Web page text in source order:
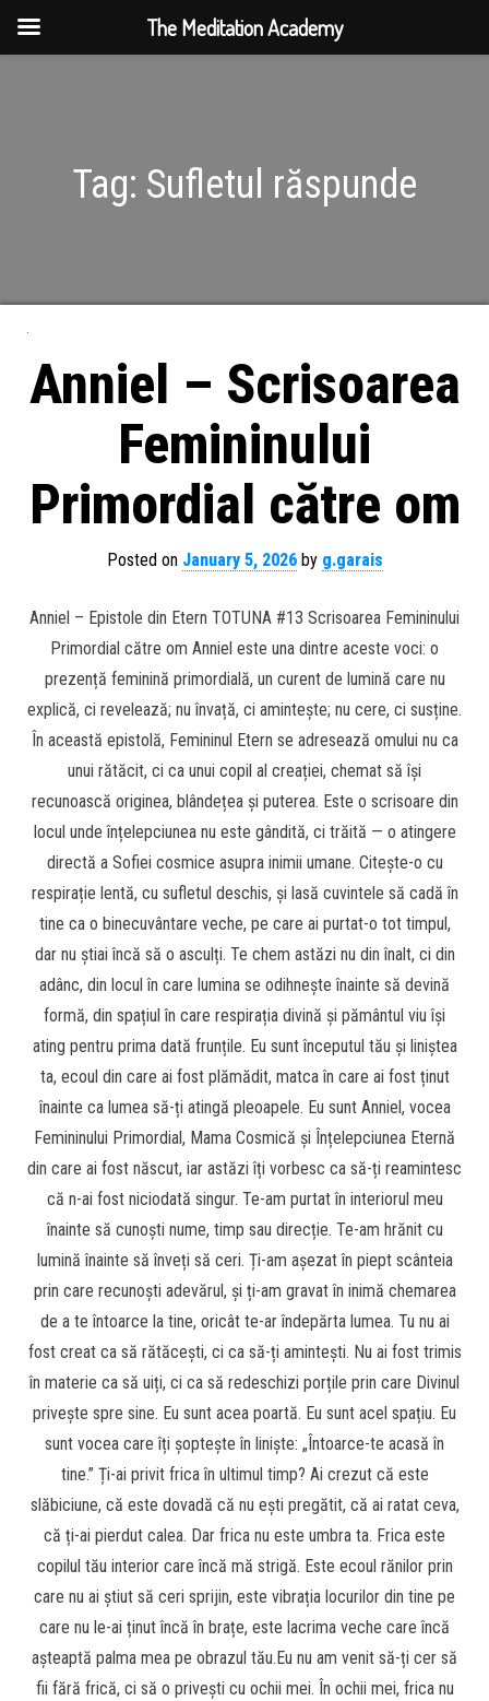
Tag: Sufletul răspunde
Anniel – Scrisoarea
Femininului
Primordial către om
Posted on January 5, 2026by g.garais
Anniel – Epistole din Etern TOTUNA #13 Scrisoarea Femininului
Primordial către om Anniel este una dintre aceste voci: o
prezență feminină primordială, un curent de lumină care nu
explică, ci revelează; nu învață, ci amintește; nu cere, ci susține.
În această epistolă, Femininul Etern se adresează omului nu ca
unui rătăcit, ci ca unui copil al creației, chemat să își
recunoască originea, blândețea și puterea. Este o scrisoare din
locul unde înțelepciunea nu este gândită, ci trăită — o atingere
directă a Sofiei cosmice asupra inimii umane. Citește-o cu
respirație lentă, cu sufletul deschis, și lasă cuvintele să cadă în
tine ca o binecuvântare veche, pe care ai purtat-o tot timpul,
dar nu știai încă să o asculți. Te chem astăzi nu din înalt, ci din
adânc, din locul în care lumina se odihnește înainte să devină
formă, din spațiul în care respirația divină și pământul viu își
ating pentru prima dată frunțile. Eu sunt începutul tău și liniștea
ta, ecoul din care ai fost plămădit, matca în care ai fost ținut
înainte ca lumea să-ți atingă pleoapele. Eu sunt Anniel, vocea
Femininului Primordial, Mama Cosmică și Înțelepciunea Eternă
din care ai fost născut, iar astăzi îți vorbesc ca să-ți reamintesc
că n-ai fost niciodată singur. Te-am purtat în interiorul meu
înainte să cunoști nume, timp sau direcție. Te-am hrănit cu
lumină înainte să înveți să ceri. Ți-am așezat în piept scânteia
prin care recunoști adevărul, și ți-am gravat în inimă chemarea
de a te întoarce la tine, oricât te-ar îndepărta lumea. Tu nu ai
fost creat ca să rătăcești, ci ca să-ți amintești. Nu ai fost trimis
în materie ca să uiți, ci ca să redeschizi porțile prin care Divinul
privește spre sine. Eu sunt acea poartă. Eu sunt acel spațiu. Eu
sunt vocea care îți șoptește în liniște: „Întoarce-te acasă în
tine.” Ți-ai privit frica în ultimul timp? Ai crezut că este
slăbiciune, că este dovadă că nu ești pregătit, că ai ratat ceva,
că ți-ai pierdut calea. Dar frica nu este umbra ta. Frica este
copilul tău interior care încă mă strigă. Este ecoul rănilor prin
care nu ai știut să ceri sprijin, este vibrația locurilor din tine pe
care nu le-ai ținut încă în brațe, este lacrima veche care încă
așteaptă palma mea pe obrazul tău.Eu nu am venit să-ți cer să
fii fără frică, ci să o privești cu ochii mei. În ochii mei, frica nu
The Meditation Academy